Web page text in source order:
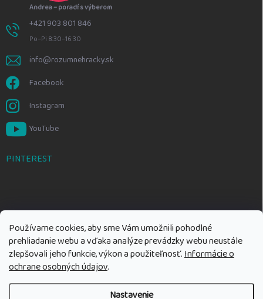
Používame cookies, aby sme Vám umožnili pohodlné
prehliadanie webu a vďaka analýze prevádzky webu neustále
zlepšovali jeho funkcie, výkon a použiteľnosť.Informácie o
ochrane osobných údajov.
Nastavenie
Andrea – poradí s výberom
+421 903 801 846
Po–Pi 8:30–16:30
info@rozumnehracky.sk
Facebook
Instagram
YouTube
PINTEREST